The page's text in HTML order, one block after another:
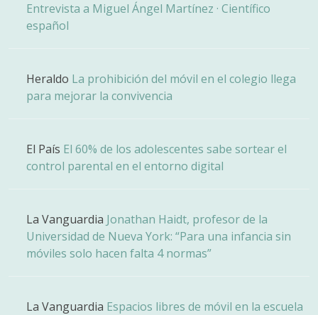
Entrevista a Miguel Ángel Martínez · Científico
español
Heraldo La prohibición del móvil en el colegio llega
para mejorar la convivencia
El País El 60% de los adolescentes sabe sortear el
control parental en el entorno digital
La Vanguardia Jonathan Haidt, profesor de la
Universidad de Nueva York: “Para una infancia sin
móviles solo hacen falta 4 normas”
La Vanguardia Espacios libres de móvil en la escuela